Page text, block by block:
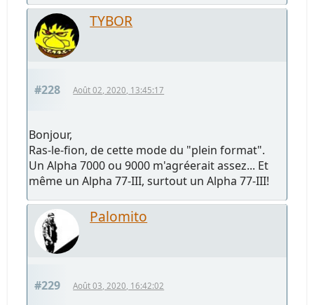
TYBOR
#228 Août 02, 2020, 13:45:17
Bonjour,
Ras-le-fion, de cette mode du "plein format".
Un Alpha 7000 ou 9000 m'agréerait assez... Et
même un Alpha 77-III, surtout un Alpha 77-III!
Palomito
#229 Août 03, 2020, 16:42:02